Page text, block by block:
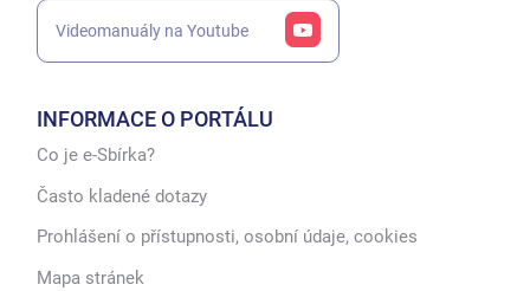
Videomanuály na Youtube
INFORMACE O PORTÁLU
Co je e-Sbírka?
Často kladené dotazy
Prohlášení o přístupnosti, osobní údaje, cookies
Mapa stránek